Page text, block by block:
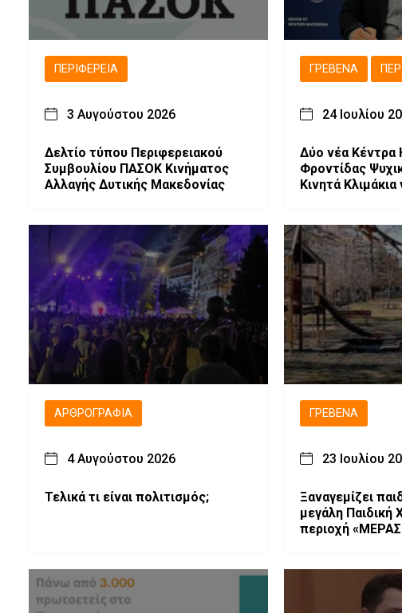
ΠΕΡΙΦΈΡΕΙΑ
3 Αυγούστου 2026
Δελτίο τύπου Περιφερειακού
Συμβουλίου ΠΑΣΟΚ Κινήματος
Αλλαγής Δυτικής Μακεδονίας
ΓΡΕΒΕΝΆ
24 Ιουλίου
Δύο νέα Κέντρα
Φροντίδας
Κινητά
ΑΡΘΡΟΓΡΑΦΊΑ
4 Αυγούστου 2026
Τελικά τι είναι πολιτισμός;
ΓΡΕΒΕΝΆ
23 Ιουλίου
Ξαναγεμίζει
μεγάλη Παιδική
περιοχή «ΜΕΡΑΣ». -470.000